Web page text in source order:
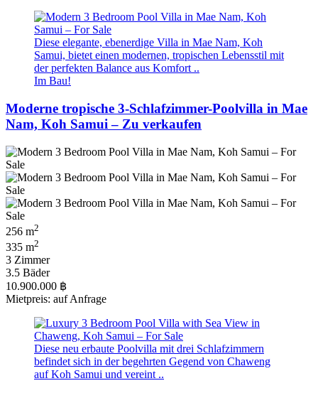
Diese elegante, ebenerdige Villa in Mae Nam, Koh
Samui, bietet einen modernen, tropischen Lebensstil mit
der perfekten Balance aus Komfort ..
Im Bau!
Moderne tropische 3-Schlafzimmer-Poolvilla in Mae
Nam, Koh Samui – Zu verkaufen
256 m2
335 m2
3 Zimmer
3.5 Bäder
10.900.000 ฿
Mietpreis: auf Anfrage
Diese neu erbaute Poolvilla mit drei Schlafzimmern
befindet sich in der begehrten Gegend von Chaweng
auf Koh Samui und vereint ..